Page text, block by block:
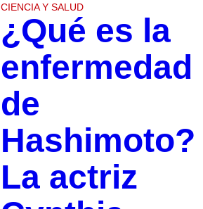
CIENCIA Y SALUD
¿Qué es la
enfermedad
de
Hashimoto?
La actriz